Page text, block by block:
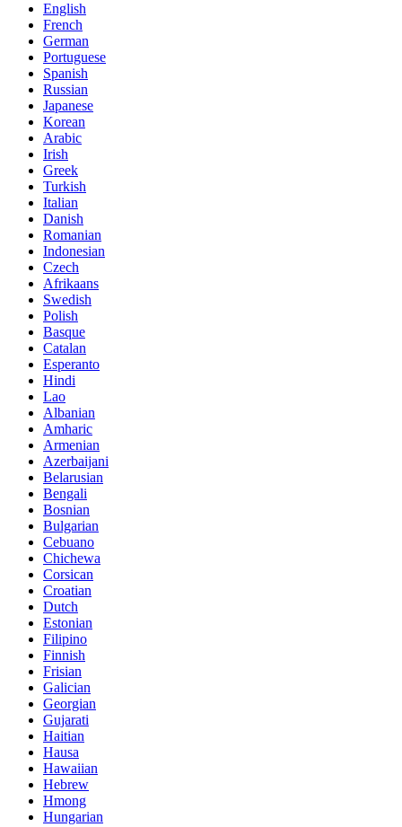
English
French
German
Portuguese
Spanish
Russian
Japanese
Korean
Arabic
Irish
Greek
Turkish
Italian
Danish
Romanian
Indonesian
Czech
Afrikaans
Swedish
Polish
Basque
Catalan
Esperanto
Hindi
Lao
Albanian
Amharic
Armenian
Azerbaijani
Belarusian
Bengali
Bosnian
Bulgarian
Cebuano
Chichewa
Corsican
Croatian
Dutch
Estonian
Filipino
Finnish
Frisian
Galician
Georgian
Gujarati
Haitian
Hausa
Hawaiian
Hebrew
Hmong
Hungarian